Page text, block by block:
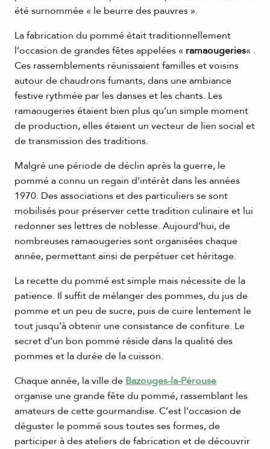
été surnommée « le beurre des pauvres ».
La fabrication du pommé était traditionnellement
l’occasion de grandes fêtes appelées « ramaougeries« .
Ces rassemblements réunissaient familles et voisins
autour de chaudrons fumants, dans une ambiance
festive rythmée par les danses et les chants. Les
ramaougeries étaient bien plus qu’un simple moment
de production, elles étaient un vecteur de lien social et
de transmission des traditions.
Malgré une période de déclin après la guerre, le
pommé a connu un regain d’intérêt dans les années
1970. Des associations et des particuliers se sont
mobilisés pour préserver cette tradition culinaire et lui
redonner ses lettres de noblesse. Aujourd’hui, de
nombreuses ramaougeries sont organisées chaque
année, permettant ainsi de perpétuer cet héritage.
La recette du pommé est simple mais nécessite de la
patience. Il suffit de mélanger des pommes, du jus de
pomme et un peu de sucre, puis de cuire lentement le
tout jusqu’à obtenir une consistance de confiture. Le
secret d’un bon pommé réside dans la qualité des
pommes et la durée de la cuisson.
Chaque année, la ville deBazouges-la-Pérouse
organise une grande fête du pommé, rassemblant les
amateurs de cette gourmandise. C’est l’occasion de
déguster le pommé sous toutes ses formes, de
participer à des ateliers de fabrication et de découvrir